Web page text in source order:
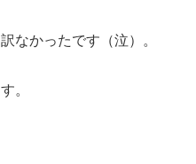
なかったです（泣）。
。